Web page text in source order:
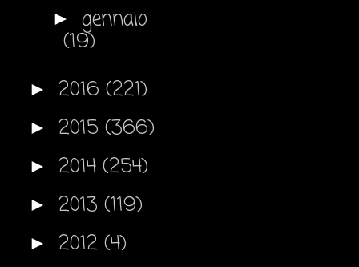
► gennaio
(19)
► 2016 (221)
► 2015 (366)
► 2014 (254)
► 2013 (119)
► 2012 (4)